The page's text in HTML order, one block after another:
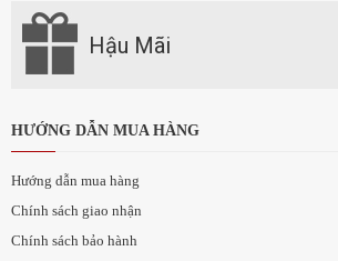
Hậu Mãi
HƯỚNG DẪN MUA HÀNG
Hướng dẫn mua hàng
Chính sách giao nhận
Chính sách bảo hành